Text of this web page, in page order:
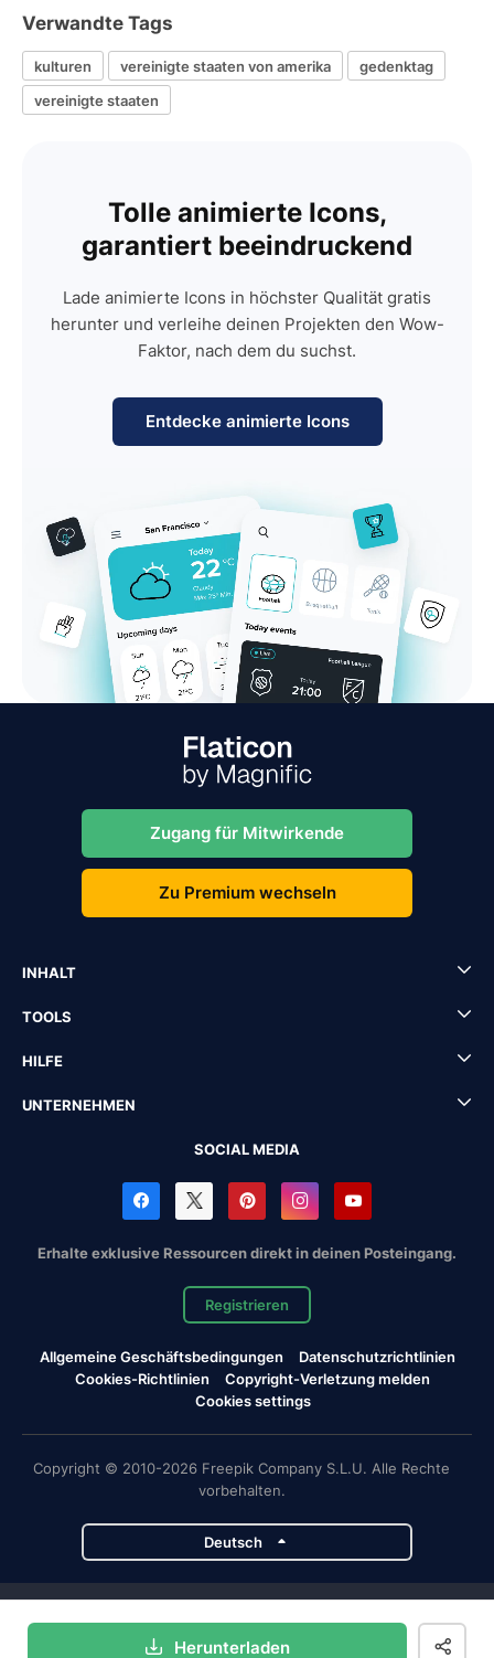
Herunterladen
Verwandte Tags
kulturen vereinigte staaten von amerika
gedenktag
vereinigte staaten
Tolle animierte Icons,
garantiert beeindruckend
Lade animierte Icons in höchster Qualität gratis
herunter und verleihe deinen Projekten den Wow-
Faktor, nach dem du suchst.
Entdecke animierte Icons
Zugang für Mitwirkende
Zu Premium wechseln
INHALT
TOOLS
HILFE
UNTERNEHMEN
SOCIAL MEDIA
Erhalte exklusive Ressourcen direkt in deinen Posteingang.
Registrieren
Allgemeine Geschäftsbedingungen
Datenschutzrichtlinien
Cookies-Richtlinien
Copyright-Verletzung melden
Cookies settings
Copyright © 2010-2026 Freepik Company S.L.U. Alle Rechte
vorbehalten.
Deutsch